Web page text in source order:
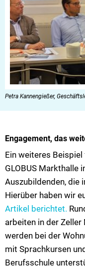
Petra Kannengießer,
Engagement, das
Ein weiteres
GLOBUS Markthalle
Auszubildenden, die
Hierüber haben wir
Artikel berichtet.
arbeiten in der
werden bei der
mit Sprachkursen
Berufsschule